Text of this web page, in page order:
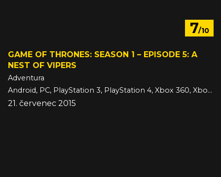
7/10
GAME OF THRONES: SEASON 1 – EPISODE 5: A
NEST OF VIPERS
Adventura
Android, PC, PlayStation 3, PlayStation 4, Xbox 360, Xbox One, iOS
21. červenec 2015